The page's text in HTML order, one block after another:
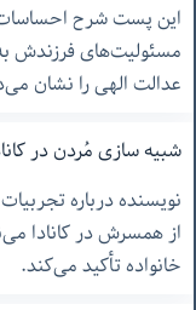
این پست شرح احساسات
مسئولیت‌های فرزندش
عدالت الهی را نشان
شبیه سازی مُردن در کانادا-٢-
نویسنده درباره
از همسرش در کانادا
خانواده تأکید می‌کند.